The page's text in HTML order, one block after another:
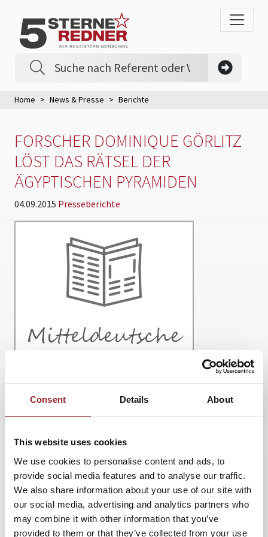
Consent Details About
This website uses cookies
We use cookies to personalise content and ads, to
provide social media features and to analyse our traffic.
We also share information about your use of our site with
our social media, advertising and analytics partners who
may combine it with other information that you’ve
provided to them or that they’ve collected from your use
Home News & Presse Berichte
FORSCHER DOMINIQUE GÖRLITZ
LÖST DAS RÄTSEL DER
ÄGYPTISCHEN PYRAMIDEN
04.09.2015 Presseberichte
in der Mitteldeutschen Zeitung ein Wochenend-
Artikel:Jäger der Vergangenheit.
Bei seiner Expedition in den Pyramiden von Gizeh
fand der Redner Eisenspuren und wertete diese
als Hinterlassenschaft der Erbauer. Dominique